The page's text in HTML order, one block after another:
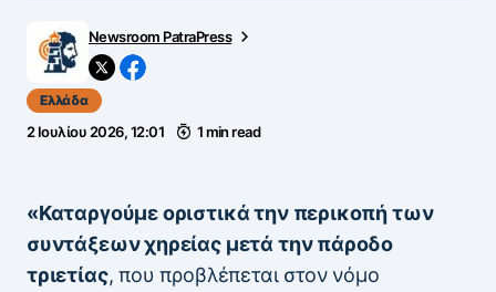
Newsroom PatraPress
Ελλάδα
2 Ιουλίου 2026, 12:01 1 min read
«Καταργούμε οριστικά την περικοπή των
συντάξεων χηρείας μετά την πάροδο
τριετίας, που προβλέπεται στον νόμο